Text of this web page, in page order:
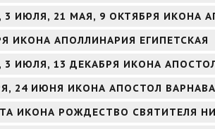
3 ИЮЛЯ, 21 МАЯ, 9 ОКТЯБРЯ ИКОНА
ИКОНА АПОЛЛИНАРИЯ ЕГИПЕТСКАЯ
3 ИЮЛЯ, 13 ДЕКАБРЯ ИКОНА
24 ИЮНЯ ИКОНА АПОСТОЛ ВАРНАВА
ИКОНА РОЖДЕСТВО СВЯТИТЕЛЯ